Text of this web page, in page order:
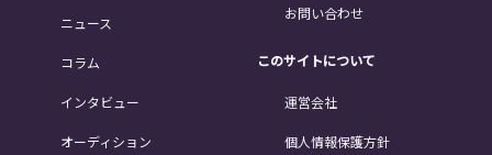
ニュース
コラム
インタビュー
オーディション
お問い合わせ
このサイトについて
運営会社
個人情報保護方針